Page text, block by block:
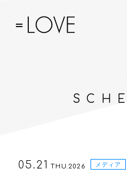
05.21 THU.2026 メディア